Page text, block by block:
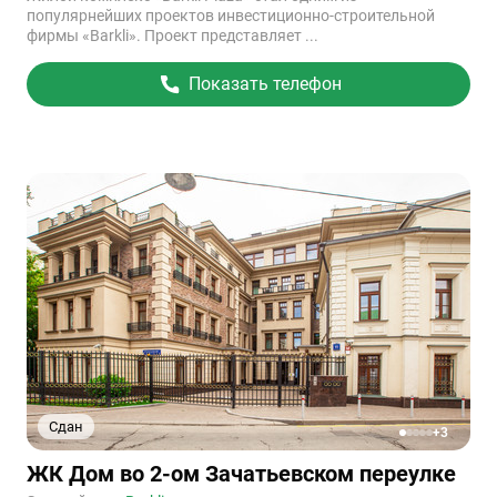
популярнейших проектов инвестиционно-строительной
фирмы «Barkli». Проект представляет ...
Показать телефон
Сдан
12345+3
Ссылка
на
ЖК Дом во 2-ом Зачатьевском переулке